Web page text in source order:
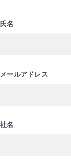
氏名
メールアドレス
社名